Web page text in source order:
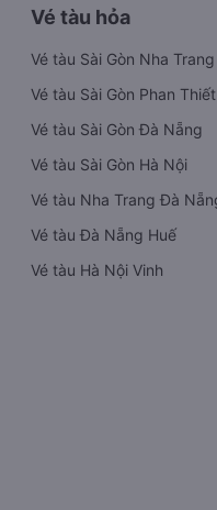
Vé tàu hỏa
Vé tàu Sài Gòn Nha Trang
Vé tàu Sài Gòn Phan Thiết
Vé tàu Sài Gòn Đà Nẵng
Vé tàu Sài Gòn Hà Nội
Vé tàu Nha Trang Đà
Vé tàu Đà Nẵng Huế
Vé tàu Hà Nội Vinh